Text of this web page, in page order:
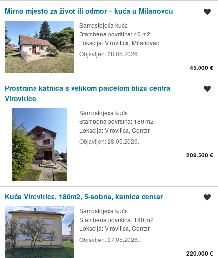
Mirno mjesto za život ili odmor – kuća u Milanovcu
Samostojeća kuća
Stambena površina: 40 m2
Lokacija:Virovitica, Milanovac
Objavljen:28.05.2026.
45.000 €
Prostrana katnica s velikom parcelom blizu centra
Virovitice
Samostojeća kuća
Stambena površina: 180 m2
Lokacija:Virovitica, Centar
Objavljen:28.05.2026.
209.500 €
Kuća Virovitica, 180m2, 5-sobna, katnica centar
Samostojeća kuća
Stambena površina: 180 m2
Lokacija:Virovitica, Centar
Objavljen:27.05.2026.
220.000 €